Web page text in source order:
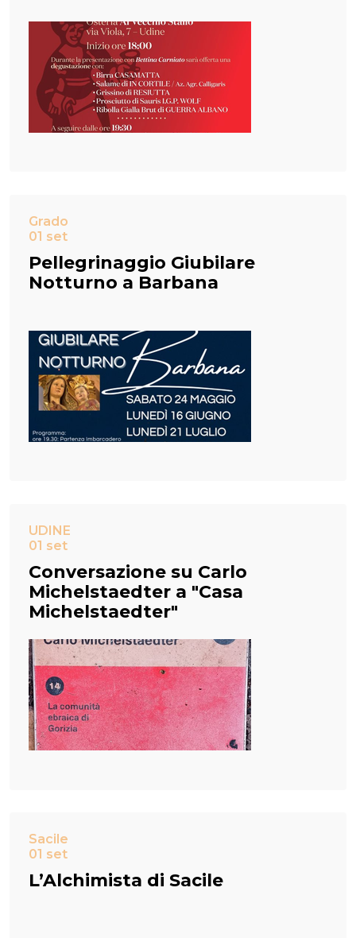
Grado
01 set
Pellegrinaggio Giubilare
Notturno a Barbana
UDINE
01 set
Conversazione su Carlo
Michelstaedter a "Casa
Michelstaedter"
Sacile
01 set
L’Alchimista di Sacile